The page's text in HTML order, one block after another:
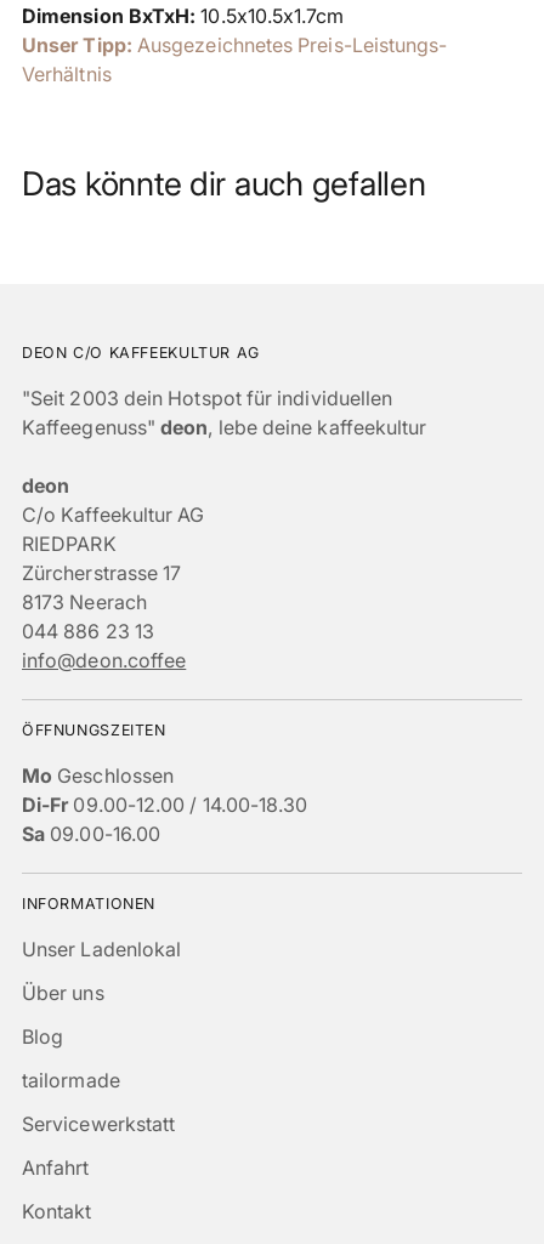
Dimension BxTxH: 10.5x10.5x1.7cm
Unser Tipp: Ausgezeichnetes Preis-Leistungs-
Verhältnis
Das könnte dir auch gefallen
DEON C/O KAFFEEKULTUR AG
"Seit 2003 dein Hotspot für individuellen
Kaffeegenuss"deon, lebe deine kaffeekultur
deon
C/o Kaffeekultur AG
RIEDPARK
Zürcherstrasse 17
8173 Neerach
044 886 23 13
info@deon.coffee
ÖFFNUNGSZEITEN
Mo Geschlossen
Di-Fr09.00-12.00 / 14.00-18.30
Sa 09.00-16.00
INFORMATIONEN
Unser Ladenlokal
Über uns
Blog
tailormade
Servicewerkstatt
Anfahrt
Kontakt